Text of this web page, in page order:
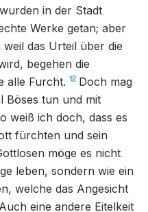
in der Stadt
Werke getan; aber
weil das Urteil über die
begehen die
alle Furcht. 12 Doch mag
Böses tun und mit
weiß ich doch, dass es
fürchten und sein
möge es nicht
leben, sondern wie ein
welche das Angesicht
Auch eine andere Eitelkeit